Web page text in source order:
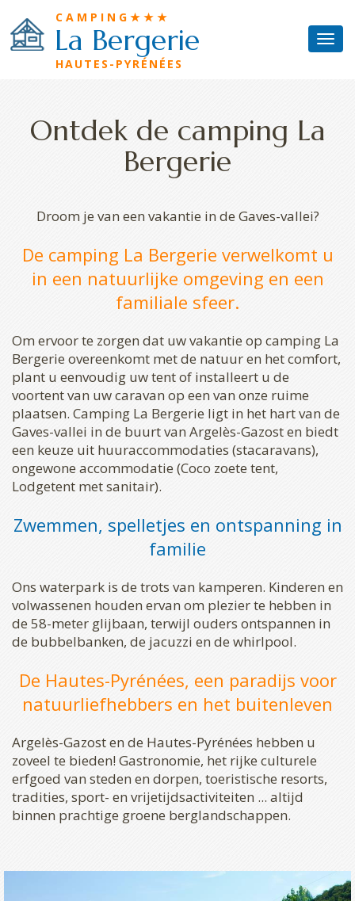
Verhuur
Zwembad
Toegang
Contact
La Bergerie
CAMPING★★★
HAUTES-PYRÉNÉES
Ontdek de camping La
Bergerie
Droom je van een vakantie in de Gaves-vallei?
De camping La Bergerie verwelkomt u
in een natuurlijke omgeving en een
familiale sfeer.
Om ervoor te zorgen dat uw vakantie op camping La
Bergerie overeenkomt met de natuur en het comfort,
plant u eenvoudig uw tent of installeert u de
voortent van uw caravan op een van onze ruime
plaatsen. Camping La Bergerie ligt in het hart van de
Gaves-vallei in de buurt van Argelès-Gazost en biedt
een keuze uit huuraccommodaties (stacaravans),
ongewone accommodatie (Coco zoete tent,
Lodgetent met sanitair).
Zwemmen, spelletjes en ontspanning in
familie
Ons waterpark is de trots van kamperen. Kinderen en
volwassenen houden ervan om plezier te hebben in
de 58-meter glijbaan, terwijl ouders ontspannen in
de bubbelbanken, de jacuzzi en de whirlpool.
De Hautes-Pyrénées, een paradijs voor
natuurliefhebbers en het buitenleven
Argelès-Gazost en de Hautes-Pyrénées hebben u
zoveel te bieden! Gastronomie, het rijke culturele
erfgoed van steden en dorpen, toeristische resorts,
tradities, sport- en vrijetijdsactiviteiten ... altijd
binnen prachtige groene berglandschappen.